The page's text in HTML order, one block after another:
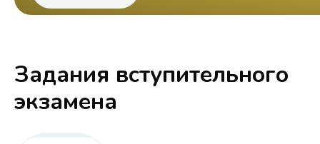
Задания вступительного
экзамена